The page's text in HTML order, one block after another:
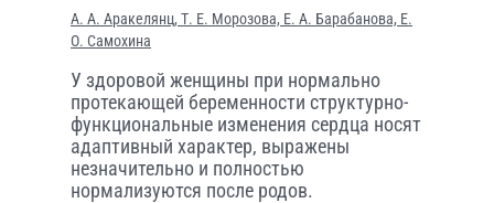
А. А. Аракелянц, Т. Е. Морозова, Е. А. Барабанова, Е.
О. Самохина
У здоровой женщины при нормально
протекающей беременности структурно-
функциональные изменения сердца носят
адаптивный характер, выражены
незначительно и полностью
нормализуются после родов.